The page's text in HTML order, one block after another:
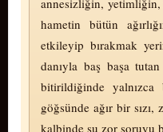
annesizliğin,
ha­me­tin bütün
etkileyip bırakmak
danıyla baş başa
bitirildiğinde yalnızca
göğsünde ağır bir
kalbinde şu zor soruyu